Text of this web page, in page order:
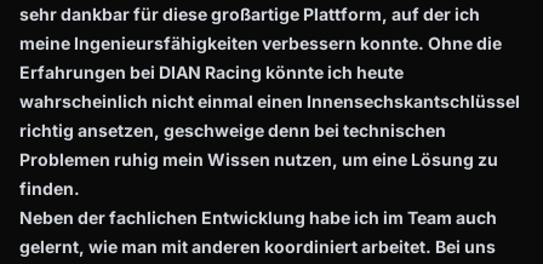
sehr dankbar für diese großartige Plattform, auf der ich
meine Ingenieursfähigkeiten verbessern konnte. Ohne die
Erfahrungen bei DIAN Racing könnte ich heute
wahrscheinlich nicht einmal einen Innensechskantschlüssel
richtig ansetzen, geschweige denn bei technischen
Problemen ruhig mein Wissen nutzen, um eine Lösung zu
finden.
Neben der fachlichen Entwicklung habe ich im Team auch
gelernt, wie man mit anderen koordiniert arbeitet. Bei uns